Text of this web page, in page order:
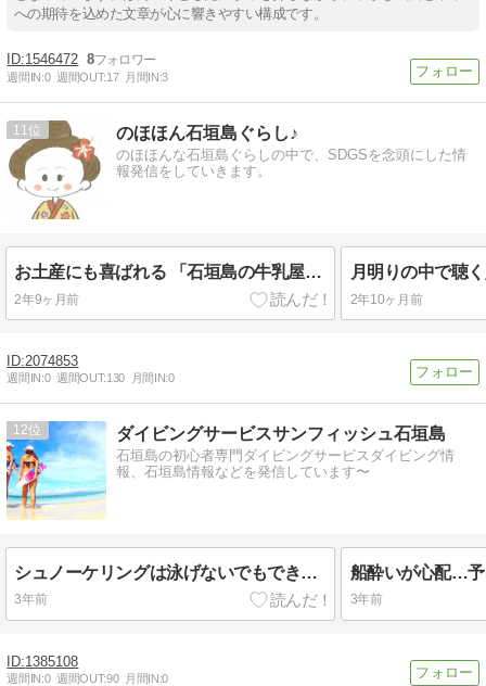
への期待を込めた文章が心に響きやすい構成です。
1546472 8
週間IN:0 週間OUT:17 月間IN:3
11 のほほん石垣島ぐらし♪
のほほんな石垣島ぐらしの中で、SDGSを念頭にした情
報発信をしていきます。
お土産にも喜ばれる 「石垣島の牛乳屋さんのお店 ゲンキみるく」のスイーツとパン
2年9ヶ月前 2年10ヶ月前
2074853
週間IN:0 週間OUT:130 月間IN:0
12 ダイビングサービスサンフィッシュ石垣島
石垣島の初心者専門ダイビングサービスダイビング情
報、石垣島情報などを発信しています〜
シュノーケリングは泳げないでもできる？やり方や注意点をまとめました。
3年前 3年前
1385108
週間IN:0 週間OUT:90 月間IN:0